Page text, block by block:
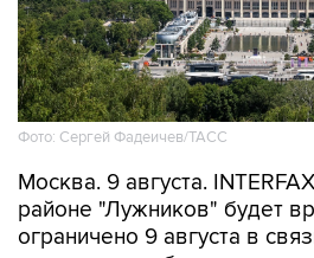
Фото: Сергей Фадеичев/ТАСС
Москва. 9 августа.
ограничено 9 августа в
концерта, сообщили в
транспорта.